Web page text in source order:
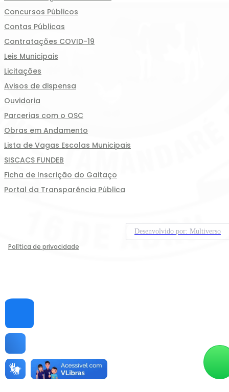
Concursos Públicos
Contas Públicas
Contratações COVID-19
Leis Municipais
Licitações
Avisos de dispensa
Ouvidoria
Parcerias com o OSC
Obras em Andamento
Lista de Vagas Escolas Municipais
SISCACS FUNDEB
Ficha de Inscrição do Gaitaço
Portal da Transparência Pública
Política de privacidade
Desenvolvido por: Multiverso